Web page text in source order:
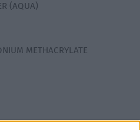
(AQUA)
METHACRYLATE